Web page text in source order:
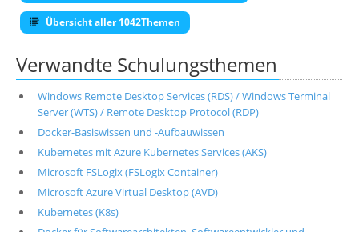
Übersicht aller 1042Themen
Verwandte Schulungsthemen
Windows Remote Desktop Services (RDS) / Windows Terminal
Server (WTS) / Remote Desktop Protocol (RDP)
Docker-Basiswissen und -Aufbauwissen
Kubernetes mit Azure Kubernetes Services (AKS)
Microsoft FSLogix (FSLogix Container)
Microsoft Azure Virtual Desktop (AVD)
Kubernetes (K8s)